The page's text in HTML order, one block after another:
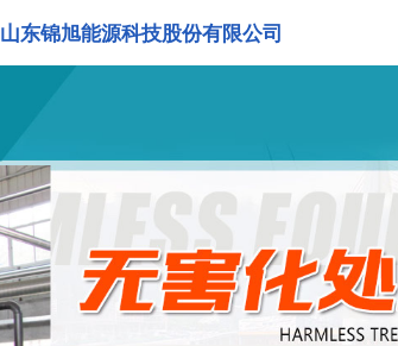
山东锦旭能源科技股份有限公司